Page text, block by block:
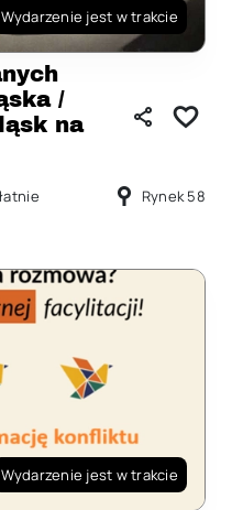
Wydarzenie jest w trakcie
/
na
Rynek 58
Wydarzenie jest w trakcie